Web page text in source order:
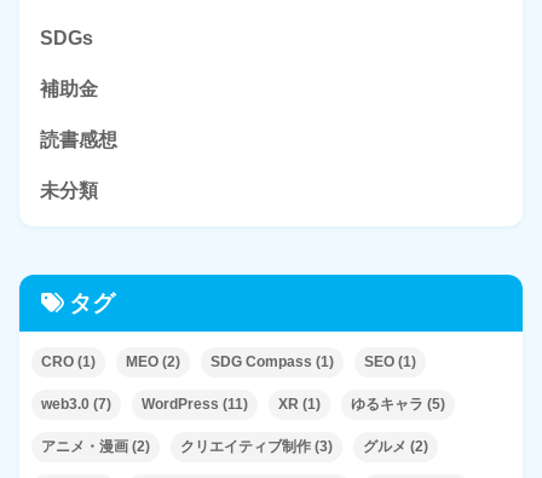
SDGs
補助金
読書感想
未分類
タグ
CRO (1) MEO (2) SDG Compass (1) SEO (1)
web3.0 (7) WordPress (11) XR (1) ゆるキャラ (5)
アニメ・漫画 (2) クリエイティブ制作 (3) グルメ (2)